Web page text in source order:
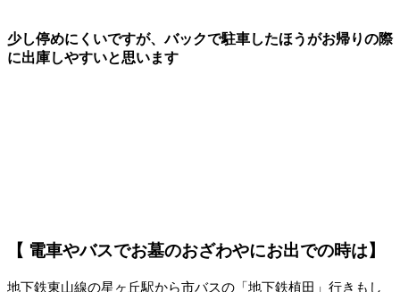
少し停めにくいですが、バックで駐車したほうがお帰りの際
に出庫しやすいと思います
【 電車やバスでお墓のおざわやにお出での時は】
地下鉄東山線の星ヶ丘駅から市バスの「地下鉄植田」行きもし